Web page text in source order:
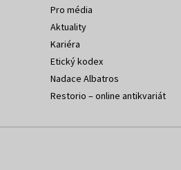
Pro média
Aktuality
Kariéra
Etický kodex
Nadace Albatros
Restorio – online antikvariát